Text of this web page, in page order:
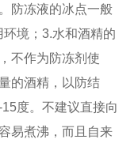
防冻液的冰点一般
境；3.水和酒精的
不作为防冻剂使
的酒精，以防结
度。不建议直接向
易煮沸，而且自来